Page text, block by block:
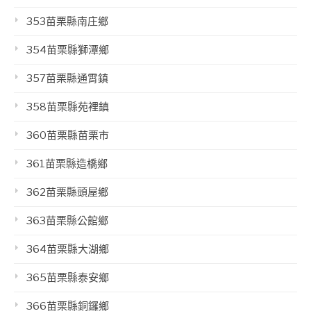
353苗栗縣南庄鄉
354苗栗縣獅潭鄉
357苗栗縣通霄鎮
358苗栗縣苑裡鎮
360苗栗縣苗栗市
361苗栗縣造橋鄉
362苗栗縣頭屋鄉
363苗栗縣公館鄉
364苗栗縣大湖鄉
365苗栗縣泰安鄉
366苗栗縣銅鑼鄉